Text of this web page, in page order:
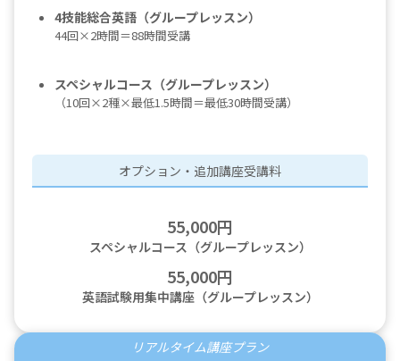
4技能総合英語（グループレッスン）
44回×2時間＝88時間受講
スペシャルコース（グループレッスン）
（10回×2種×最低1.5時間＝最低30時間受講）
オプション・追加講座受講料
55,000円
スペシャルコース（グループレッスン）
55,000円
英語試験用集中講座（グループレッスン）
リアルタイム講座プラン